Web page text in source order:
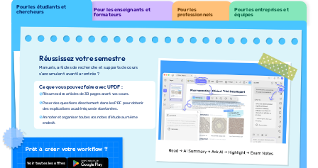
Pour les étudiants et
chercheurs
Pour les enseignants et
formateurs
Pour les
professionnels
Pour les entreprises et
équipes
Réussissez votre semestre
Manuels, articles de recherche et supports de cours
s’accumulent avant la rentrée ?
Ce que vous pouvez faire avec UPDF :
Résumez des articles de 30 pages avant vos cours.
Poser des questions directement dans les PDF pour obtenir
des explications académiques instantanées.
Annoter et organiser toutes vos notes d’étude au même
endroit.
Prêt à créer votre workflow ?
Voir toutes les offres TÉLÉCHARGER